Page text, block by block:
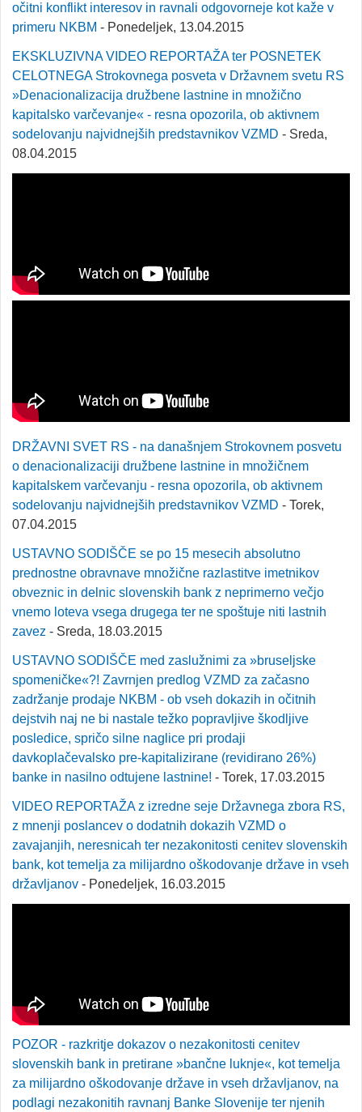
očitni konflikt interesov in ravnali odgovorneje kot kaže v
primeru NKBM - Ponedeljek, 13.04.2015
EKSKLUZIVNA VIDEO REPORTAŽA ter POSNETEK
CELOTNEGA Strokovnega posveta v Državnem svetu RS
»Denacionalizacija družbene lastnine in množično
kapitalsko varčevanje« - resna opozorila, ob aktivnem
sodelovanju najvidnejših predstavnikov VZMD - Sreda,
08.04.2015
DRŽAVNI SVET RS - na današnjem Strokovnem posvetu
o denacionalizaciji družbene lastnine in množičnem
kapitalskem varčevanju - resna opozorila, ob aktivnem
sodelovanju najvidnejših predstavnikov VZMD - Torek,
07.04.2015
USTAVNO SODIŠČE se po 15 mesecih absolutno
prednostne obravnave množične razlastitve imetnikov
obveznic in delnic slovenskih bank z neprimerno večjo
vnemo loteva vsega drugega ter ne spoštuje niti lastnih
zavez - Sreda, 18.03.2015
USTAVNO SODIŠČE med zaslužnimi za »bruseljske
spomeničke«?! Zavrnjen predlog VZMD za začasno
zadržanje prodaje NKBM - ob vseh dokazih in očitnih
dejstvih naj ne bi nastale težko popravljive škodljive
posledice, spričo silne naglice pri prodaji
davkoplačevalsko pre-kapitalizirane (revidirano 26%)
banke in nasilno odtujene lastnine! - Torek, 17.03.2015
VIDEO REPORTAŽA z izredne seje Državnega zbora RS,
z mnenji poslancev o dodatnih dokazih VZMD o
zavajanjih, neresnicah ter nezakonitosti cenitev slovenskih
bank, kot temelja za milijardno oškodovanje države in vseh
državljanov - Ponedeljek, 16.03.2015
POZOR - razkritje dokazov o nezakonitosti cenitev
slovenskih bank in pretirane »bančne luknje«, kot temelja
za milijardno oškodovanje države in vseh državljanov, na
podlagi nezakonitih ravnanj Banke Slovenije ter njenih